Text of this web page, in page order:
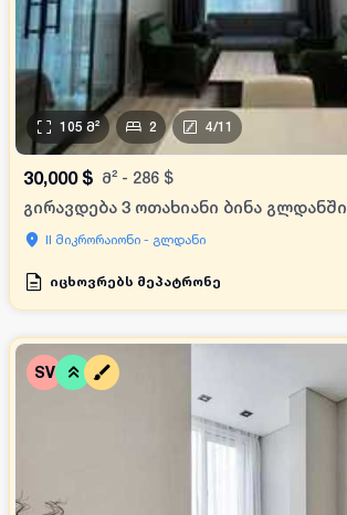
105 მ² 2 4/11
30,000 $ მ² - 286 $
გირავდება 3 ოთახიანი ბინა გლდანში
II მიკრორაიონი - გლდანი
იცხოვრებს მეპატრონე
SV